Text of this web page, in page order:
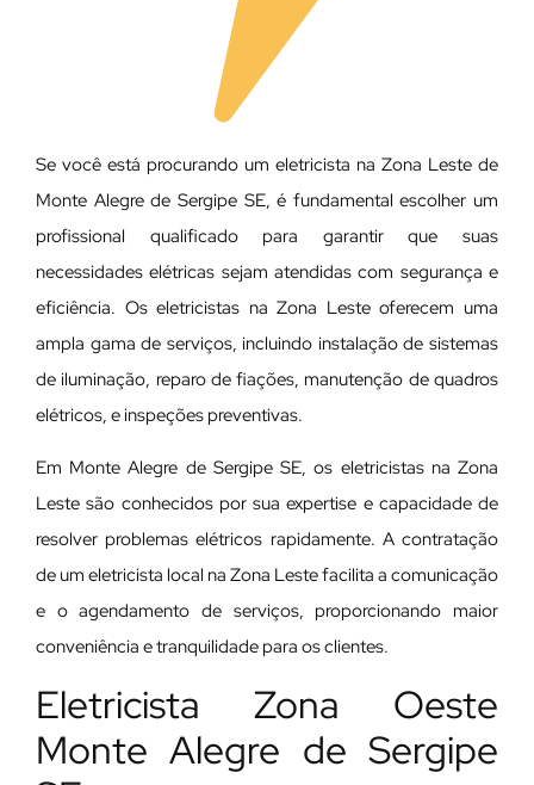
Se você está procurando um eletricista na Zona Leste de
Monte Alegre de Sergipe SE, é fundamental escolher um
profissional qualificado para garantir que suas
necessidades elétricas sejam atendidas com segurança e
eficiência. Os eletricistas na Zona Leste oferecem uma
ampla gama de serviços, incluindo instalação de sistemas
de iluminação, reparo de fiações, manutenção de quadros
elétricos, e inspeções preventivas.
Em Monte Alegre de Sergipe SE, os eletricistas na Zona
Leste são conhecidos por sua expertise e capacidade de
resolver problemas elétricos rapidamente. A contratação
de um eletricista local na Zona Leste facilita a comunicação
e o agendamento de serviços, proporcionando maior
conveniência e tranquilidade para os clientes.
Eletricista Zona Oeste
Monte Alegre de Sergipe